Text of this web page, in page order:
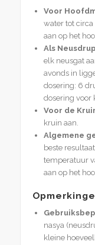
Voor
water tot circa
aan op het
Als
elk neusgat
avonds in
dosering: 6
dosering voor
Voor de
kruin aan.
Algemene
beste
temperatuur
aan op het
nasya
kleine